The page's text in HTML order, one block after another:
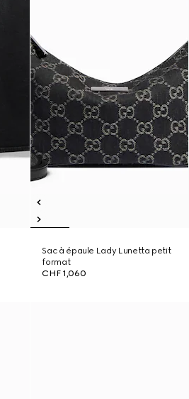
Sac à épaule Lady Lunetta petit
format
CHF 1,060